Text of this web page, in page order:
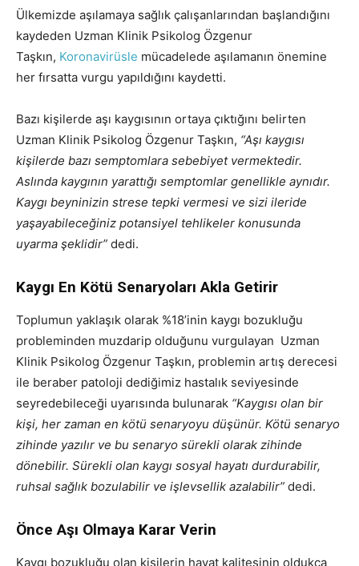
Ülkemizde aşılamaya sağlık çalışanlarından başlandığını
kaydeden Uzman Klinik Psikolog Özgenur
Taşkın, Koronavirüsle mücadelede aşılamanın önemine
her fırsatta vurgu yapıldığını kaydetti.
Bazı kişilerde aşı kaygısının ortaya çıktığını belirten
Uzman Klinik Psikolog Özgenur Taşkın, “Aşı kaygısı
kişilerde bazı semptomlara sebebiyet vermektedir.
Aslında kaygının yarattığı semptomlar genellikle aynıdır.
Kaygı beyninizin strese tepki vermesi ve sizi ileride
yaşayabileceğiniz potansiyel tehlikeler konusunda
uyarma şeklidir” dedi.
Kaygı En Kötü Senaryoları Akla Getirir
Toplumun yaklaşık olarak %18’inin kaygı bozukluğu
probleminden muzdarip olduğunu vurgulayan Uzman
Klinik Psikolog Özgenur Taşkın, problemin artış derecesi
ile beraber patoloji dediğimiz hastalık seviyesinde
seyredebileceği uyarısında bulunarak “Kaygısı olan bir
kişi, her zaman en kötü senaryoyu düşünür. Kötü senaryo
zihinde yazılır ve bu senaryo sürekli olarak zihinde
dönebilir. Sürekli olan kaygı sosyal hayatı durdurabilir,
ruhsal sağlık bozulabilir ve işlevsellik azalabilir” dedi.
Önce Aşı Olmaya Karar Verin
Kaygı bozukluğu olan kişilerin hayat kalitesinin oldukça